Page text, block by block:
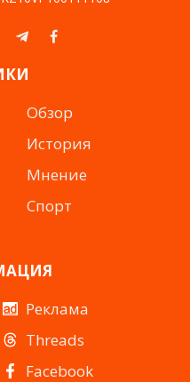
TelegramFacebook
Обзор
История
Мнение
Спорт
Реклама
Threads
Facebook